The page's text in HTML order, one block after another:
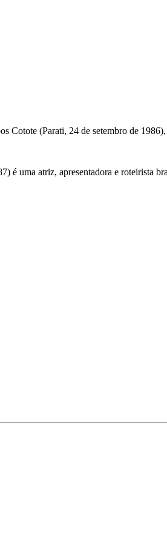
Cotote (Parati, 24 de setembro de
é uma atriz, apresentadora e roteirista